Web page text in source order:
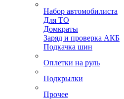
Набор автомобилиста
Для ТО
Домкраты
Заряд и проверка АКБ
Подкачка шин
Оплетки на руль
Подкрылки
Прочее